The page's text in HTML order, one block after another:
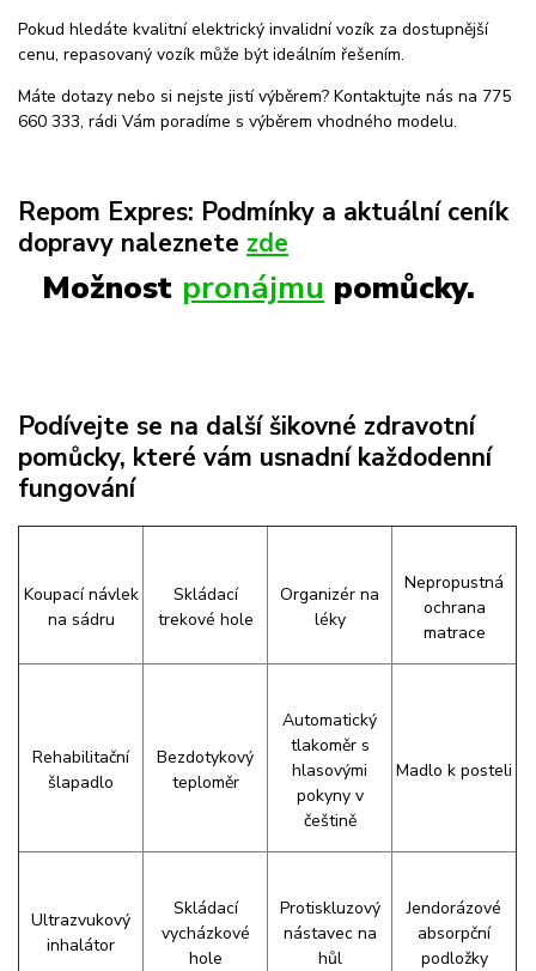
Pokud hledáte kvalitní elektrický invalidní vozík za dostupnější
cenu, repasovaný vozík může být ideálním řešením.
Máte dotazy nebo si nejste jistí výběrem? Kontaktujte nás na 775
660 333, rádi Vám poradíme s výběrem vhodného modelu.
Repom Expres: Podmínky a aktuální ceník
dopravy naleznete zde
Možnost pronájmu pomůcky.
Podívejte se na další šikovné zdravotní
pomůcky, které vám usnadní každodenní
fungování
Koupací návlek
na sádru
Skládací
trekové hole
Organizér na
léky
Nepropustná
ochrana
matrace
Rehabilitační
šlapadlo
Bezdotykový
teploměr
Automatický
tlakoměr s
hlasovými
pokyny v
češtině
Madlo k posteli
Ultrazvukový
inhalátor
Skládací
vycházkové
hole
Protiskluzový
nástavec na
hůl
Jendorázové
absorpční
podložky